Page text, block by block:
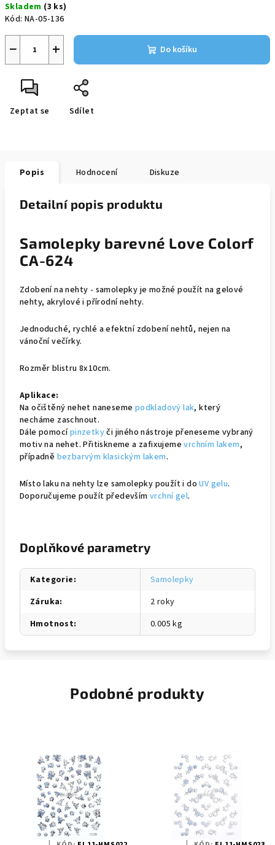
cena:
Skladem (3 ks)
Kód: NA-05-136
+
− Do košíku
Zeptat se Sdílet
Popis Hodnocení Diskuze
Detailní popis produktu
Samolepky barevné Love Colorf
CA-624
Zdobení na nehty - samolepky je možné použít na gelové
nehty, akrylové i přírodní nehty.
Jednoduché, rychlé a efektní zdobení nehtů, nejen na
vánoční večírky.
Rozměr blistru 8x10cm.
Aplikace:
Na očištěný nehet naneseme podkladový lak, který
necháme zaschnout.
Dále pomocípinzetkyči jiného nástroje přeneseme vybraný
motiv na nehet. Přitiskneme a zafixujemevrchním lakem,
případně bezbarvým klasickým lakem.
Místo laku na nehty lze samolepky použít i doUV gelu.
Doporučujeme použít především vrchní gel.
Doplňkové parametry
Kategorie:
Samolepky
Záruka:
2 roky
Hmotnost: 0.005 kg
Podobné produkty